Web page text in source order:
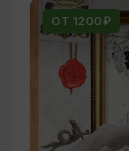
ОТ 1200₽